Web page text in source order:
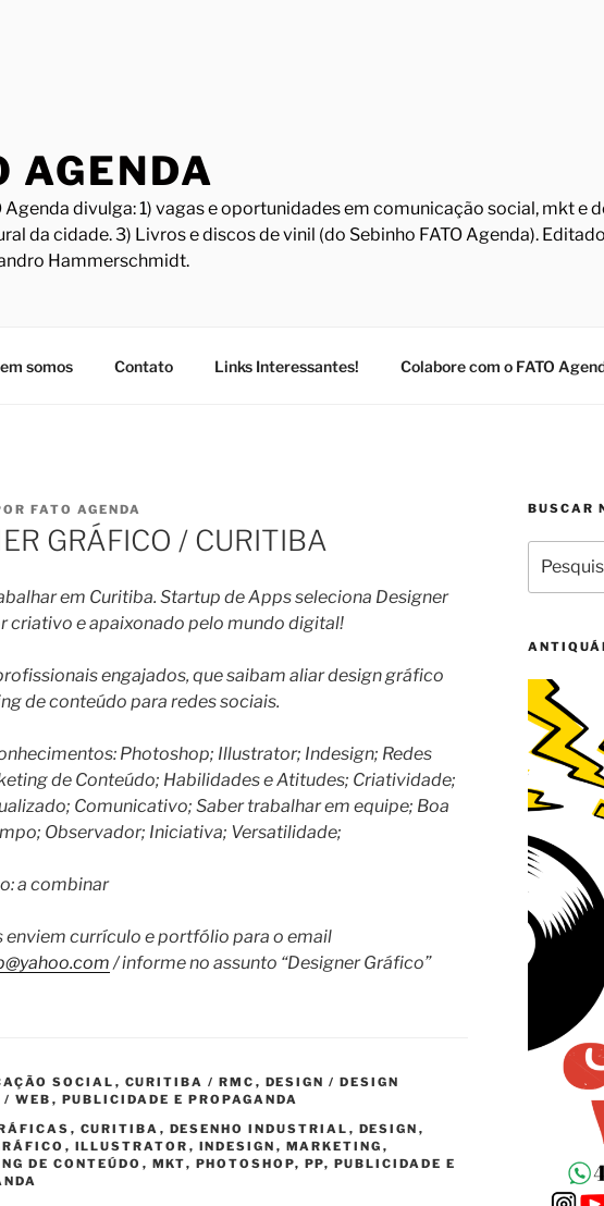
AGENDA
Agenda divulga: 1) vagas e oportunidades em comunicação social, mkt e
da cidade. 3) Livros e discos de vinil (do Sebinho FATO Agenda).
Hammerschmidt.
somos Contato Links Interessantes! Colabore com o FATO
FATO AGENDA
GRÁFICO / CURITIBA
em Curitiba. Startup de Apps seleciona Designer
criativo e apaixonado pelo mundo digital!
engajados, que saibam aliar design gráfico
de conteúdo para redes sociais.
Photoshop; Illustrator; Indesign; Redes
de Conteúdo; Habilidades e Atitudes; Criatividade;
Comunicativo; Saber trabalhar em equipe; Boa
Observador; Iniciativa; Versatilidade;
a combinar
enviem currículo e portfólio para o email
/ informe no assunto “Designer Gráfico”
SOCIAL , CURITIBA / RMC , DESIGN / DESIGN
/ WEB , PUBLICIDADE E PROPAGANDA
, CURITIBA , DESENHO INDUSTRIAL , DESIGN ,
, ILLUSTRATOR , INDESIGN , MARKETING ,
DE CONTEÚDO , MKT, PHOTOSHOP, PP, PUBLICIDADE E
BUSCAR
por: